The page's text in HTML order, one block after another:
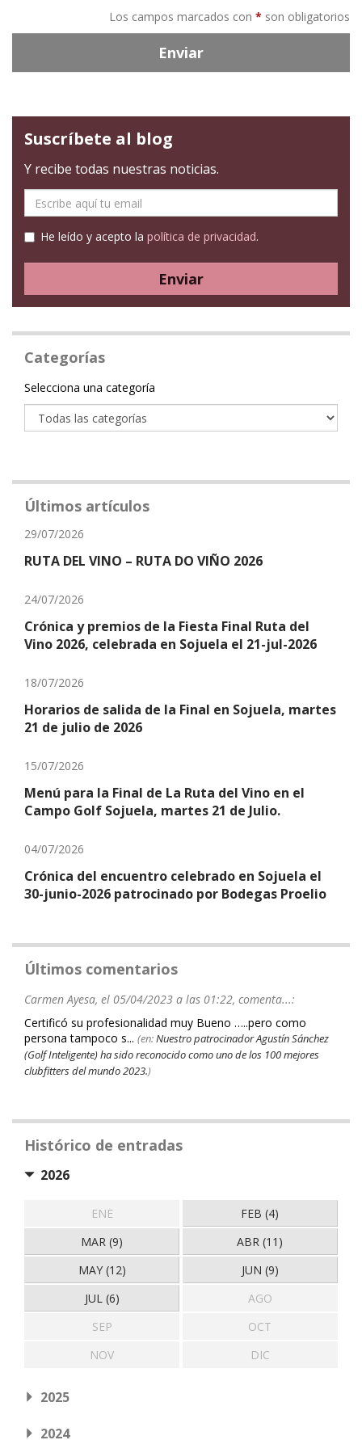
Los campos marcados con * son obligatorios
Enviar
Suscríbete al blog
Y recibe todas nuestras noticias.
mail
He leído y acepto la política de privacidad.
Enviar
Categorías
Categoría
Selecciona una categoría
Últimos artículos
29/07/2026
RUTA DEL VINO – RUTA DO VIÑO 2026
24/07/2026
Crónica y premios de la Fiesta Final Ruta del
Vino 2026, celebrada en Sojuela el 21-jul-2026
18/07/2026
Horarios de salida de la Final en Sojuela, martes
21 de julio de 2026
15/07/2026
Menú para la Final de La Ruta del Vino en el
Campo Golf Sojuela, martes 21 de Julio.
04/07/2026
Crónica del encuentro celebrado en Sojuela el
30-junio-2026 patrocinado por Bodegas Proelio
Últimos comentarios
Carmen Ayesa, el 05/04/2023 a las 01:22, comenta...:
Certificó su profesionalidad muy Bueno …..pero como
persona tampoco s... (en:Nuestro patrocinador Agustín Sánchez
(Golf Inteligente) ha sido reconocido como uno de los 100 mejores
clubfitters del mundo 2023.)
Histórico de entradas
2026
ENE
FEB (4)
MAR (9)
ABR (11)
MAY (12)
JUN (9)
JUL (6)
AGO
SEP
OCT
NOV
DIC
2025
2024